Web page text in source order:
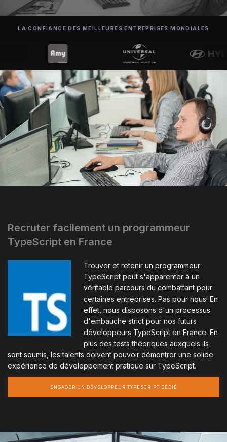
LA CONFIANCE DES MEILLEURES ENTREPRISES MONDIALES
Recruter facilement un programmeur
TypeScript en France
Trouver et retenir un programmeur
TypeScript peut s'apparenter à un
véritable parcours du combattant pour
certaines entreprises. Pas pour nous! En
effet, nous disposons d'un processus
d'embauche strict pour nos futurs
développeurs TypeScript en France. En
plus des tests théoriques auxquels ils
sont soumis, les talents doivent pouvoir démontrer une solide
expérience de développement pratique sur TypeScript.
ENGAGER UN DÉVELOPPEUR TYPESCRIPT DÉDIÉ